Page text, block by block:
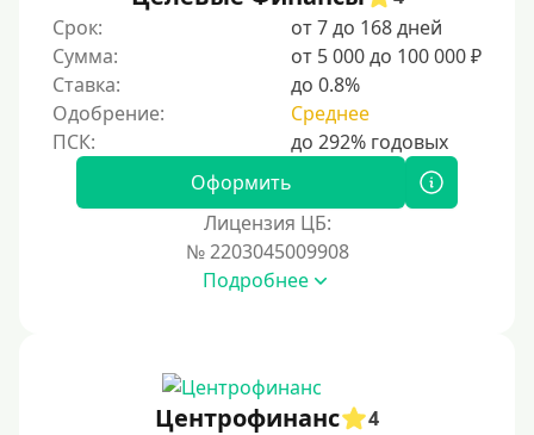
Срок:
от 7 до 168 дней
Сумма:
от 5 000 до 100 000 ₽
Ставка:
до 0.8%
Одобрение:
Среднее
Оформить
Лицензия ЦБ:
№ 2203045009908
Подробнее
Центрофинанс
4